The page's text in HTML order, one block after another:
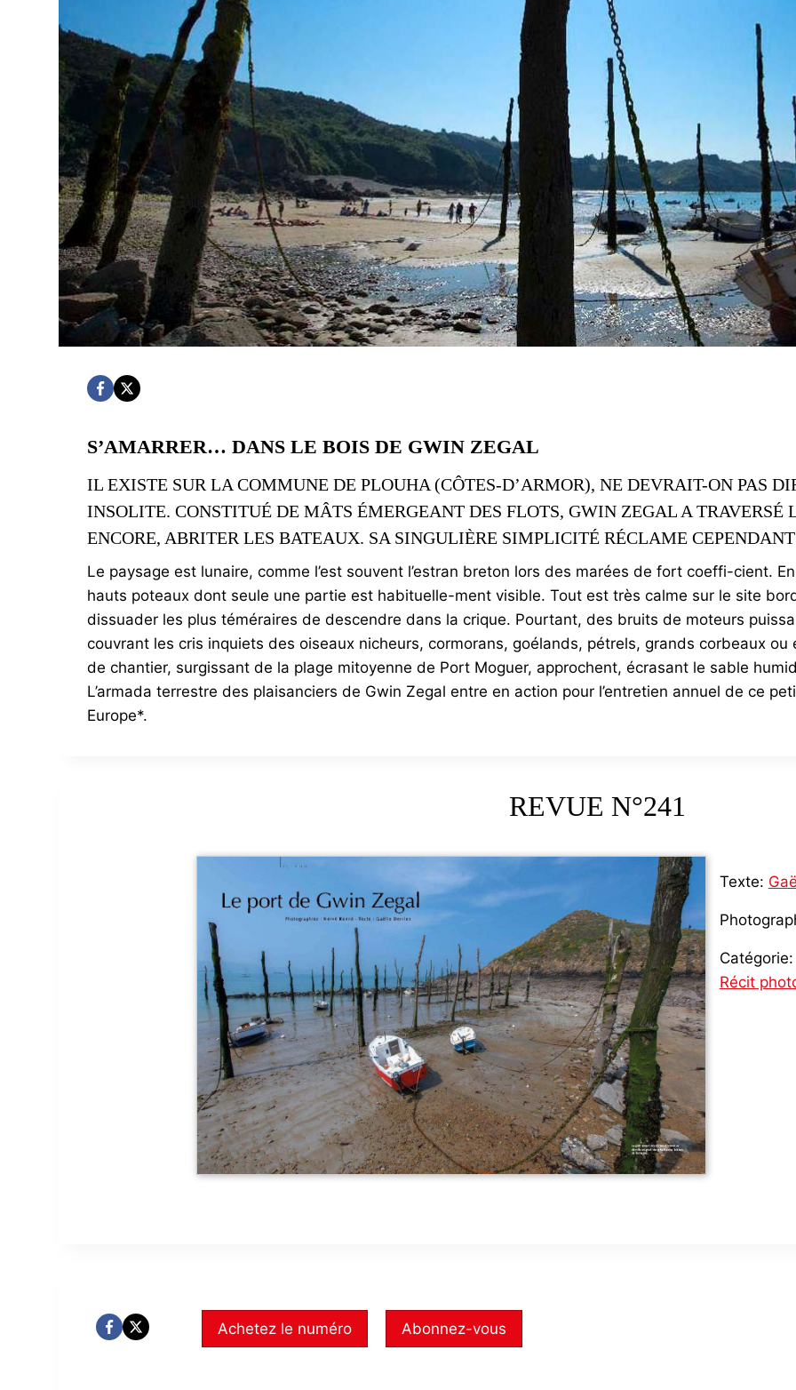
S’AMARRER… DANS LE BOIS DE GWIN ZEGAL
IL EXISTE SUR LA COMMUNE DE PLOUHA (CÔTES-D’ARMOR), NE DEVRAIT-ON PAS
INSOLITE. CONSTITUÉ DE MÂTS ÉMERGEANT DES FLOTS, GWIN ZEGAL A TRAVERSÉ
ENCORE, ABRITER LES BATEAUX. SA SINGULIÈRE SIMPLICITÉ RÉCLAME
Le paysage est lunaire, comme l’est souvent l’estran breton lors des marées de fort coeffi-cient.
hauts poteaux dont seule une partie est habituelle-ment visible. Tout est très calme sur le site
dissuader les plus téméraires de descendre dans la crique. Pourtant, des bruits de moteurs
couvrant les cris inquiets des oiseaux nicheurs, cormorans, goélands, pétrels, grands corbeaux ou
de chantier, surgissant de la plage mitoyenne de Port Moguer, approchent, écrasant le sable
L’armada terrestre des plaisanciers de Gwin Zegal entre en action pour l’entretien annuel de ce
Europe*.
REVUE N°241
Texte:
Catégorie:
Récit
Achetez le numéro Abonnez-vous